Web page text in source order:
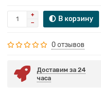
В корзину
0 отзывов
Доставим за 24
часа